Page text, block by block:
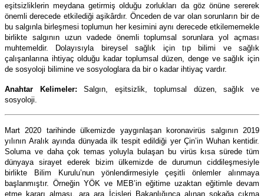
eşitsizliklerin meydana getirmiş olduğu zorlukları da göz önüne sererek
önemli derecede etkilediği aşikârdır. Önceden de var olan sorunların bir de
bu salgınla birleşmesi toplumun her kesimini aynı derecede etkilememekle
birlikte salgının uzun vadede önemli toplumsal sorunlara yol açması
muhtemeldir. Dolayısıyla bireysel sağlık için tıp bilimi ve sağlık
çalışanlarına ihtiyaç olduğu kadar toplumsal düzen, denge ve sağlık için
de sosyoloji bilimine ve sosyologlara da bir o kadar ihtiyaç vardır.
Anahtar Kelimeler:Salgın, eşitsizlik, toplumsal düzen, sağlık ve
sosyoloji.
Mart 2020 tarihinde ülkemizde yaygınlaşan koronavirüs salgının 2019
yılının Aralık ayında dünyada ilk tespit edildiği yer Çin’in Wuhan kentidir.
Soluma ve daha çok temas yoluyla bulaşan bu virüs kısa sürede tüm
dünyaya sirayet ederek bizim ülkemizde de durumun ciddileşmesiyle
birlikte Bilim Kurulu’nun yönlendirmesiyle çeşitli önlemler alınmaya
başlanmıştır. Örneğin YÖK ve MEB’in eğitime uzaktan eğitimle devam
etme kararı alması, ara ara İçişleri Bakanlığınca alınan sokağa çıkma